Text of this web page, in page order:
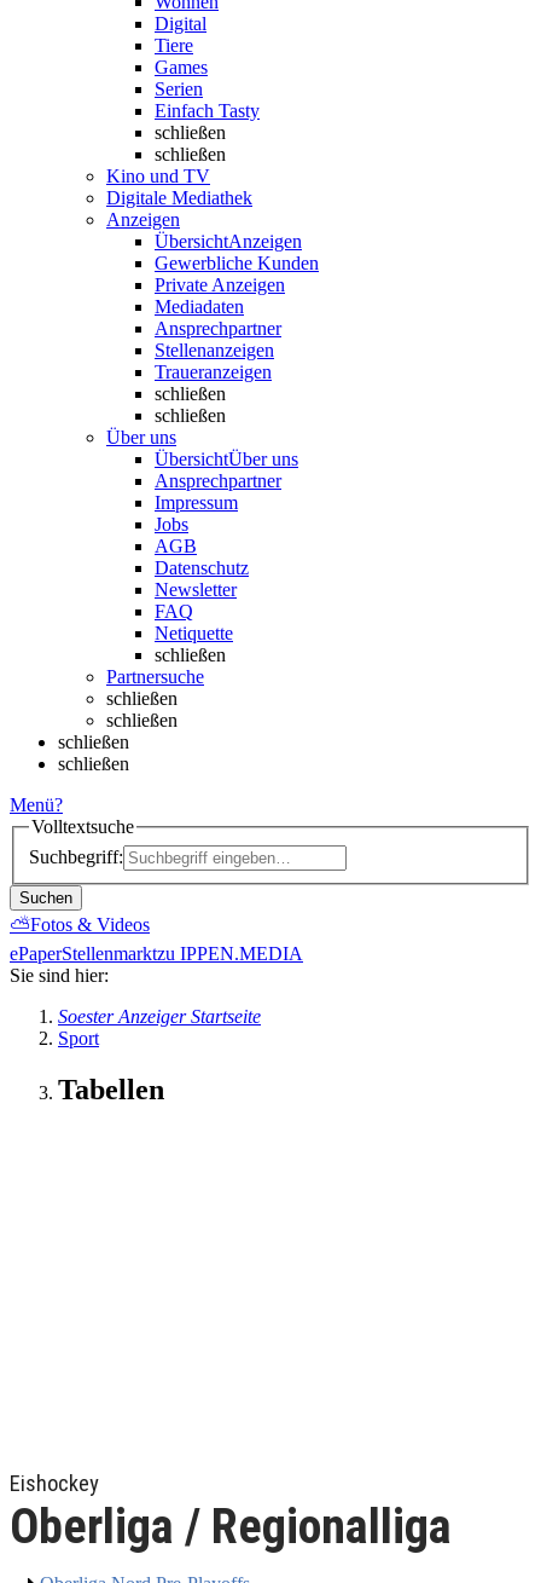
Digital
Tiere
Games
Serien
Einfach Tasty
schließen
schließen
Kino und TV
Digitale Mediathek
Anzeigen
ÜbersichtAnzeigen
Gewerbliche Kunden
Private Anzeigen
Mediadaten
Ansprechpartner
Stellenanzeigen
Traueranzeigen
schließen
schließen
Über uns
ÜbersichtÜber uns
Ansprechpartner
Impressum
Jobs
AGB
Datenschutz
Newsletter
FAQ
Netiquette
schließen
Partnersuche
schließen
schließen
schließen
schließen
Menü?
Volltextsuche
Suchbegriff:
Suchen
⛅Fotos & Videos
ePaperStellenmarktzu IPPEN.MEDIA
Sie sind hier:
Soester Anzeiger Startseite
Sport
Tabellen
Eishockey
Oberliga / Regionalliga